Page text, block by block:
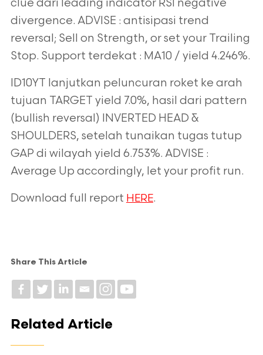
clue dari leading indicator RSI negative
divergence. ADVISE : antisipasi trend
reversal; Sell on Strength, or set your Trailing
Stop. Support terdekat : MA10 / yield 4.246%.
ID10YT lanjutkan peluncuran roket ke arah
tujuan TARGET yield 7.0%, hasil dari pattern
(bullish reversal) INVERTED HEAD &
SHOULDERS, setelah tunaikan tugas tutup
GAP di wilayah yield 6.753%. ADVISE :
Average Up accordingly, let your profit run.
Download full report HERE.
Share This Article
Related Article